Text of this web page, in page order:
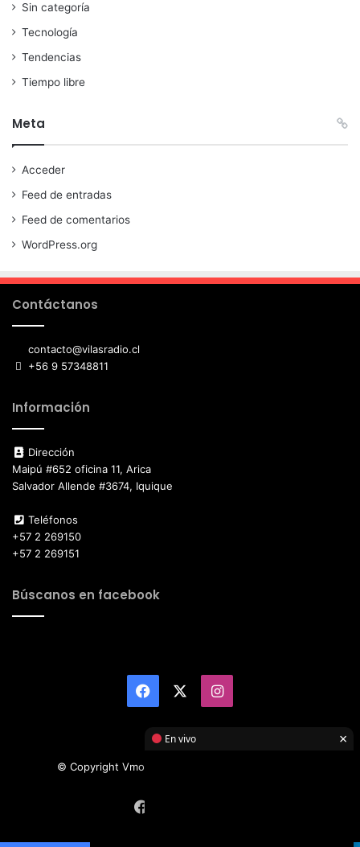
Sin categoría
Tecnología
Tendencias
Tiempo libre
Meta
Acceder
Feed de entradas
Feed de comentarios
WordPress.org
Contáctanos
contacto@vilasradio.cl
+56 9 57348811
Información
Dirección
Maipú #652 oficina 11, Arica
Salvador Allende #3674, Iquique
Teléfonos
+57 2 269150
+57 2 269151
Búscanos en facebook
Facebook Instagram
© Copyright Vmotor TI 2026, All Rights Reserved
En vivo ×